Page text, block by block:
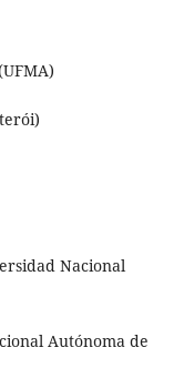
Nacional
Autónoma de